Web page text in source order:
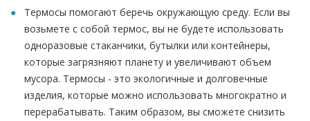
Термосы помогают беречь окружающую среду. Если вы
возьмете с собой термос, вы не будете использовать
одноразовые стаканчики, бутылки или контейнеры,
которые загрязняют планету и увеличивают объем
мусора. Термосы - это экологичные и долговечные
изделия, которые можно использовать многократно и
перерабатывать. Таким образом, вы сможете снизить